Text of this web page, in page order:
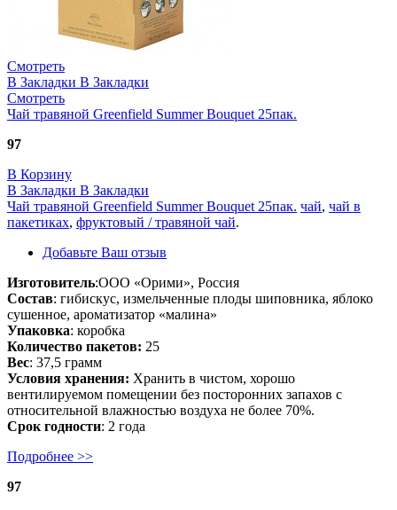
Смотреть
В Закладки В Закладки
Смотреть
Чай травяной Greenfield Summer Bouquet 25пак.
97
В Корзину
В Закладки В Закладки
Чай травяной Greenfield Summer Bouquet 25пак. чай, чай в
пакетиках, фруктовый / травяной чай.
Добавьте Ваш отзыв
Изготовитель:ООО «Орими», Россия
Состав: гибискус, измельченные плоды шиповника, яблоко
сушенное, ароматизатор «малина»
Упаковка: коробка
Количество пакетов: 25
Вес: 37,5 грамм
Условия хранения: Хранить в чистом, хорошо
вентилируемом помещении без посторонних запахов с
относительной влажностью воздуха не более 70%.
Срок годности: 2 года
Подробнее >>
97